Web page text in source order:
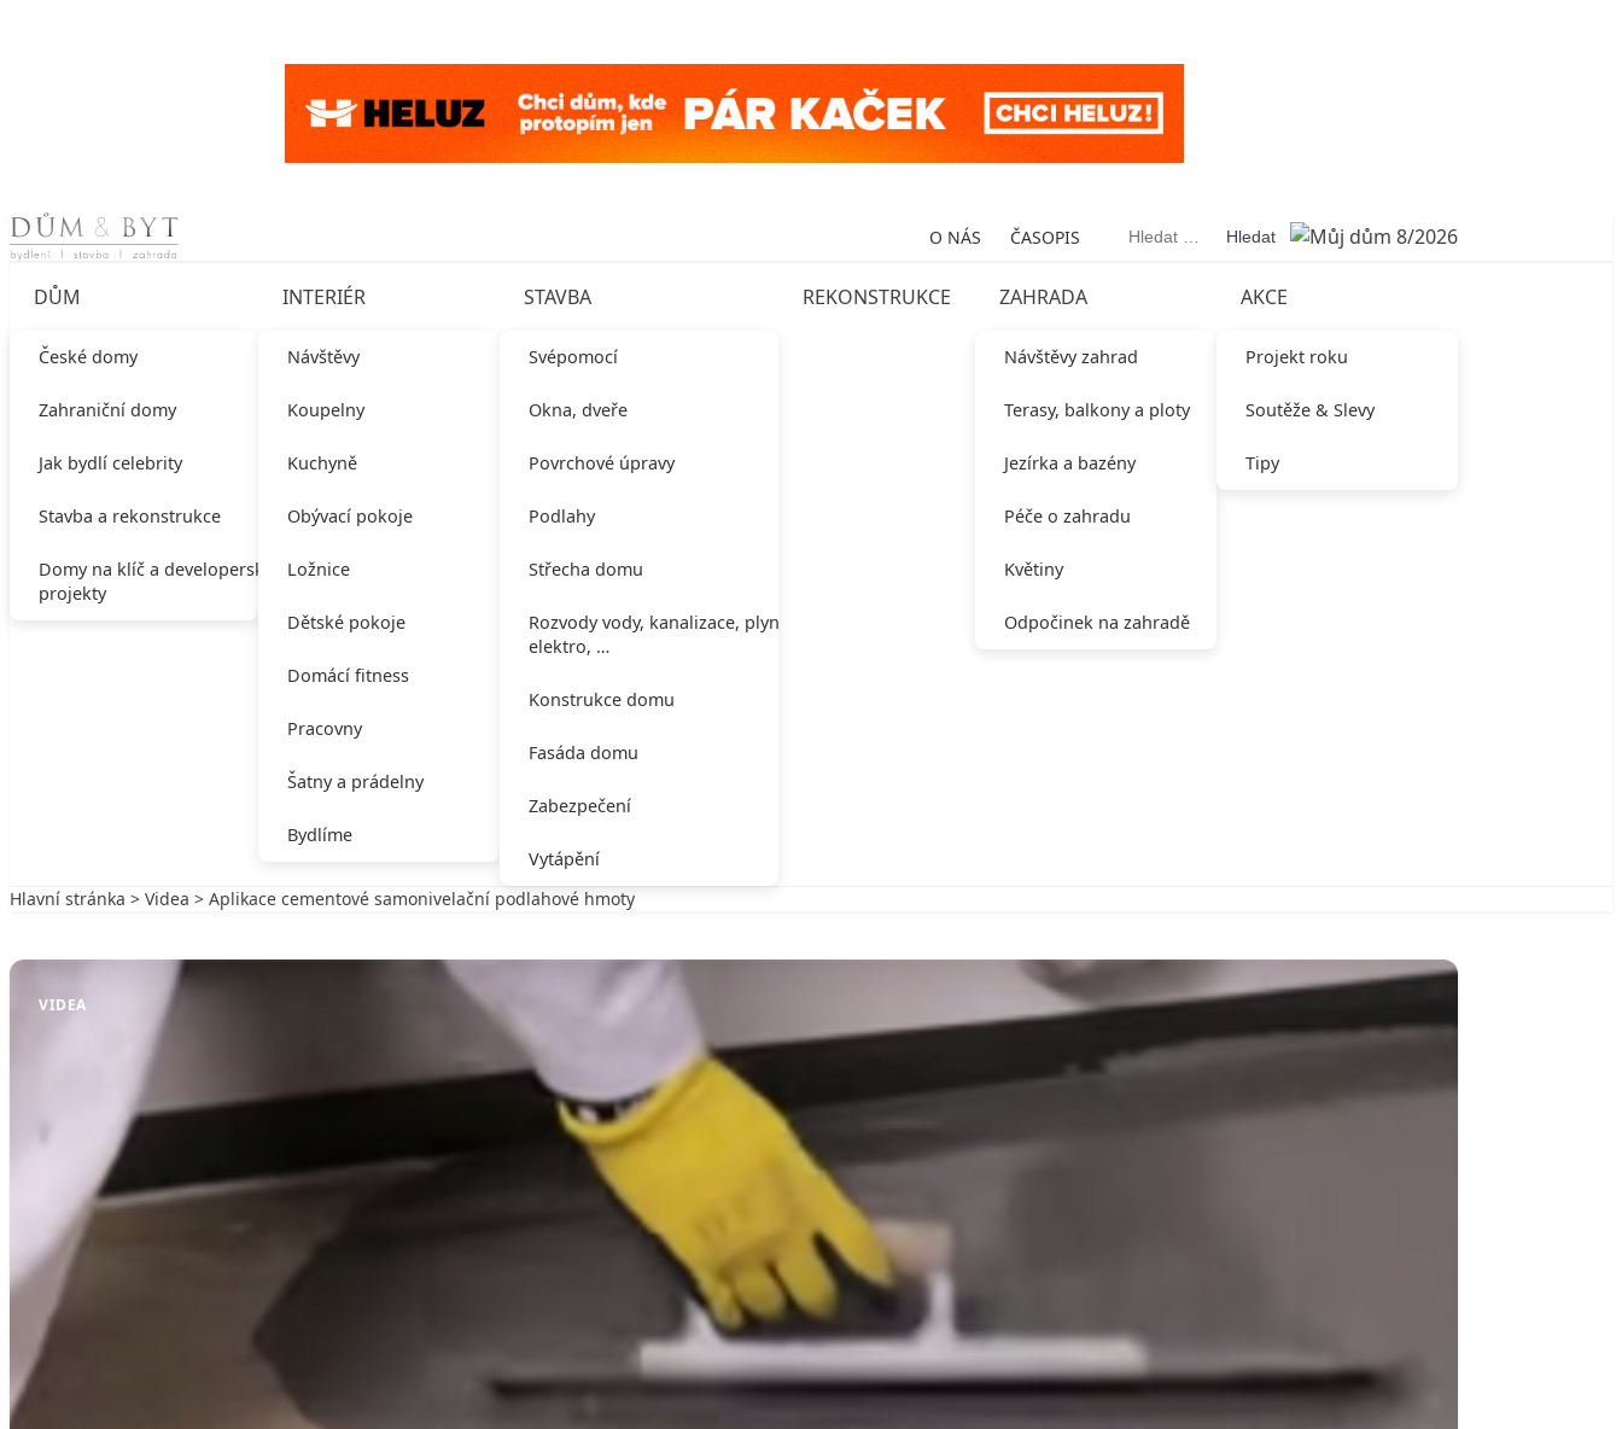
Skip to content O NÁS ČASOPIS Vyhledávání
DŮM
České domy
Zahraniční domy
Jak bydlí celebrity
Stavba a rekonstrukce
Domy na klíč a developerské
projekty
INTERIÉR
Návštěvy
Koupelny
Kuchyně
Obývací pokoje
Ložnice
Dětské pokoje
Domácí fitness
Pracovny
Šatny a prádelny
Bydlíme
STAVBA
Svépomocí
Okna, dveře
Povrchové úpravy
Podlahy
Střecha domu
Rozvody vody, kanalizace, plynu,
elektro, …
Konstrukce domu
Fasáda domu
Zabezpečení
Vytápění
REKONSTRUKCE ZAHRADA
Návštěvy zahrad
Terasy, balkony a ploty
Jezírka a bazény
Péče o zahradu
Květiny
Odpočinek na zahradě
AKCE
Projekt roku
Soutěže & Slevy
Tipy
Hlavní stránka > Videa > Aplikace cementové samonivelační podlahové hmoty
VIDEA